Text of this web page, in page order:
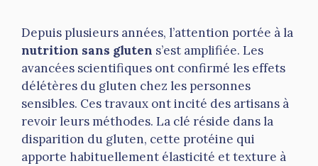
Depuis plusieurs années, l’attention portée à la
nutrition sans gluten s’est amplifiée. Les
avancées scientifiques ont confirmé les effets
délétères du gluten chez les personnes
sensibles. Ces travaux ont incité des artisans à
revoir leurs méthodes. La clé réside dans la
disparition du gluten, cette protéine qui
apporte habituellement élasticité et texture à